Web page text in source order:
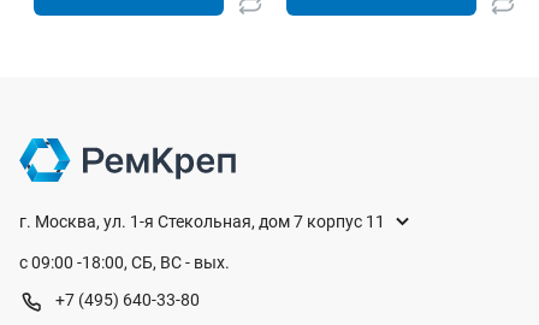
г. Москва, ул. 1-я Стекольная, дом 7 корпус 11
с 09:00 -18:00, СБ, ВС - вых.
+7 (495) 640-33-80